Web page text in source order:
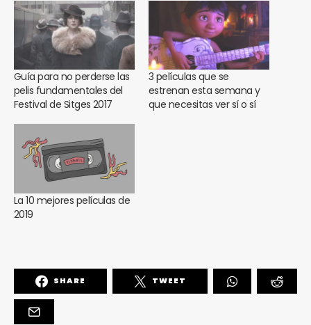
Guía para no perderse las
pelis fundamentales del
Festival de Sitges 2017
3 películas que se
estrenan esta semana y
que necesitas ver sí o sí
La 10 mejores películas de
2019
SHARE TWEET